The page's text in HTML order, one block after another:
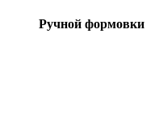
Ручной формовки